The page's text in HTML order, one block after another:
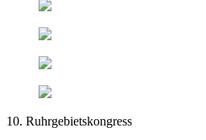
10. Ruhrgebietskongress